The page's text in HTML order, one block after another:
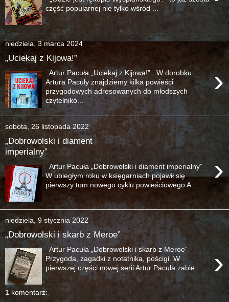
część popularnej nie tylko wśród ...
niedziela, 3 marca 2024
„Uciekaj z Kijowa!”
›
Artur Pacuła „Uciekaj z Kijowa!” W dorobku
Artura Pacuły znajdziemy kilka powieści
przygodowych adresowanych do młodszych
czytelnikó...
sobota, 26 listopada 2022
„Dobrowolski i diament
imperialny”
›
Artur Pacuła „Dobrowolski i diament imperialny”
W ubiegłym roku w księgarniach pojawił się
pierwszy tom nowego cyklu powieściowego A...
niedziela, 9 stycznia 2022
„Dobrowolski i skarb z Meroe”
›
Artur Pacuła „Dobrowolski i skarb z Meroe”
Przygoda, zagadki z notatnika, pościgi. W
pierwszej części nowej serii Artur Pacuła zabie...
1 komentarz: